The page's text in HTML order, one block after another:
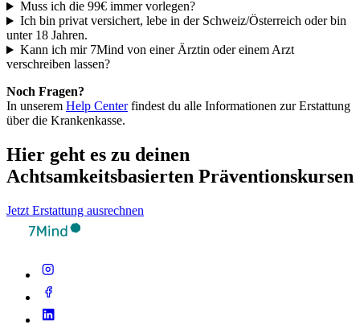
Muss ich die 99€ immer vorlegen?
Ich bin privat versichert, lebe in der Schweiz/Österreich oder bin
unter 18 Jahren.
Kann ich mir 7Mind von einer Ärztin oder einem Arzt
verschreiben lassen?
Noch Fragen?
In unserem Help Centerfindest du alle Informationen zur Erstattung
über die Krankenkasse.
Hier geht es zu deinen
Achtsamkeitsbasierten Präventionskursen
Jetzt Erstattung ausrechnen